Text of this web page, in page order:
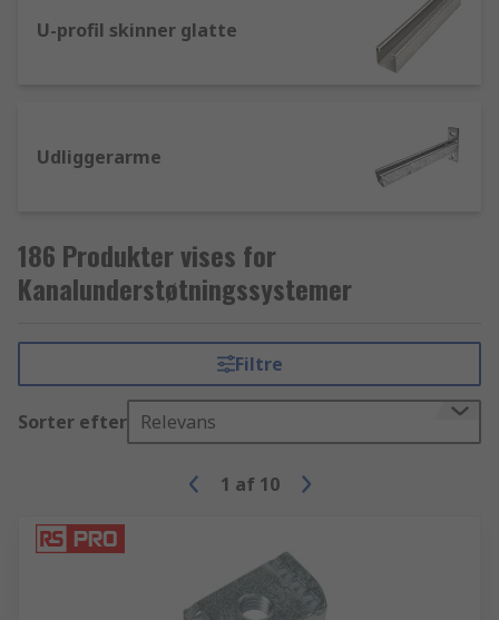
U-profil skinner glatte
Udliggerarme
186 Produkter vises for
Kanalunderstøtningssystemer
Filtre
Sorter efter Relevans
1 af 10